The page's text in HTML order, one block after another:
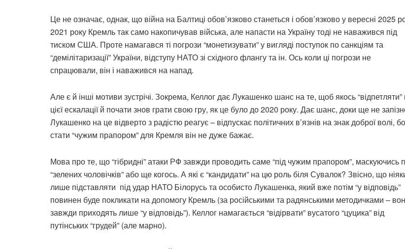
Це не означає, однак, що війна на Балтиці обов’язково станеться і обов’язково у вересні 2025
2021 року Кремль так само накопичував війська, але напасти на Україну тоді не наважився під
тиском США. Проте намагався ті погрози “монетизувати” у вигляді поступок по санкціям та
“демілітаризації” України, відступу НАТО зі східного флангу та ін. Ось коли ці погрози не
спрацювали, він і наважився на напад.
Але є й інші мотиви зустрічі. Зокрема, Келлог дає Лукашенко шанс на те, щоб якось “відпетляти”
цієї ескалації й почати знов грати свою гру, як це було до 2020 року. Дає шанс, доки ще не
Лукашенко на це відверто з радістю реагує – відпускає політичних в’язнів на знак доброї волі, бо
стати “чужим прапором” для Кремля він не дуже бажає.
Мова про те, що “гібридні” атаки РФ завжди проводить саме “під чужим прапором”, маскуючись
“зелених чоловічків” або ще когось. А які є “кандидати” на цю роль біля Сувалок? Звісно, що
лише підставляти під удар НАТО Білорусь та особисто Лукашенка, який вже потім “у відповідь”
повинен буде покликати на допомогу Кремль (за російськими та радянськими методичками –
завжди приходять лише “у відповідь”). Келлог намагається “відірвати” вусатого “цуцика” від
путінських “грудей” (але марно).